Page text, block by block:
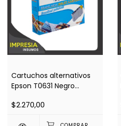
Cartuchos alternativos
Epson T0631 Negro
CX3700 / CX4100 /
$2.270,00